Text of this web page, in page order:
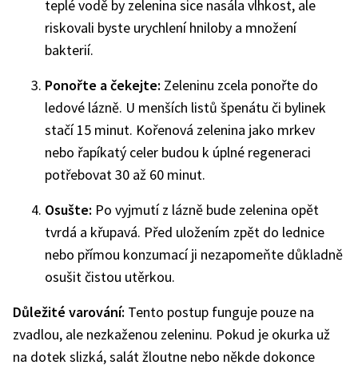
teplé vodě by zelenina sice nasála vlhkost, ale
riskovali byste urychlení hniloby a množení
bakterií.
Ponořte a čekejte: Zeleninu zcela ponořte do
ledové lázně. U menších listů špenátu či bylinek
stačí 15 minut. Kořenová zelenina jako mrkev
nebo řapíkatý celer budou k úplné regeneraci
potřebovat 30 až 60 minut.
Osušte: Po vyjmutí z lázně bude zelenina opět
tvrdá a křupavá. Před uložením zpět do lednice
nebo přímou konzumací ji nezapomeňte důkladně
osušit čistou utěrkou.
Důležité varování: Tento postup funguje pouze na
zvadlou, ale nezkaženou zeleninu. Pokud je okurka už
na dotek slizká, salát žloutne nebo někde dokonce